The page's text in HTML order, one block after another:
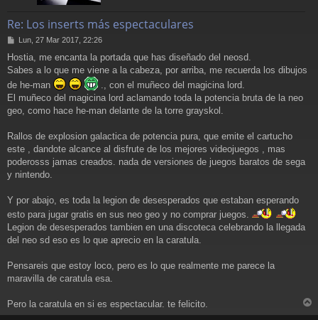
Re: Los inserts más espectaculares
M
n
s
a
e
Lun, 27 Mar 2017, 22:26
Hostia, me encanta la portada que has diseñado del neosd.
Sabes a lo que me viene a la cabeza, por arriba, me recuerda los dibujos
de he-man
., con el muñeco del magicina lord.
El muñeco del magicina lord aclamando toda la potencia bruta de la neo
geo, como hace he-man delante de la torre grayskol.
Rallos de explosion galactica de potencia pura, que emite el cartucho
este , dandote alcance al disfrute de los mejores videojuegos , mas
poderosss jamas creados. nada de versiones de juegos baratos de sega
y nintendo.
Y por abajo, es toda la legion de desesperados que estaban esperando
esto para jugar gratis en sus neo geo y no comprar juegos.
Legion de desesperados tambien en una discoteca celebrando la llegada
del neo sd eso es lo que aprecio en la caratula.
Pensareis que estoy loco, pero es lo que realmente me parece la
maravilla de caratula esa.
Pero la caratula en si es espectacular. te felicito.
r